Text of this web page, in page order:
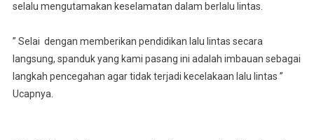
selalu mengutamakan keselamatan dalam berlalu lintas.
” Selai dengan memberikan pendidikan lalu lintas secara
langsung, spanduk yang kami pasang ini adalah imbauan sebagai
langkah pencegahan agar tidak terjadi kecelakaan lalu lintas ”
Ucapnya.